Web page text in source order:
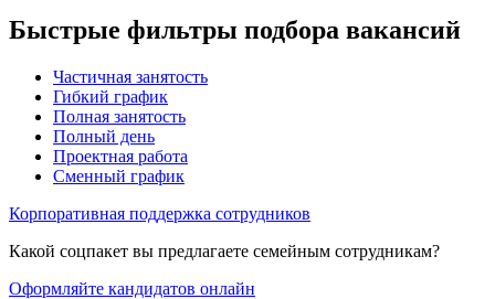
Быстрые фильтры подбора вакансий
Частичная занятость
Гибкий график
Полная занятость
Полный день
Проектная работа
Сменный график
Корпоративная поддержка сотрудников
Какой соцпакет вы предлагаете семейным сотрудникам?
Оформляйте кандидатов онлайн